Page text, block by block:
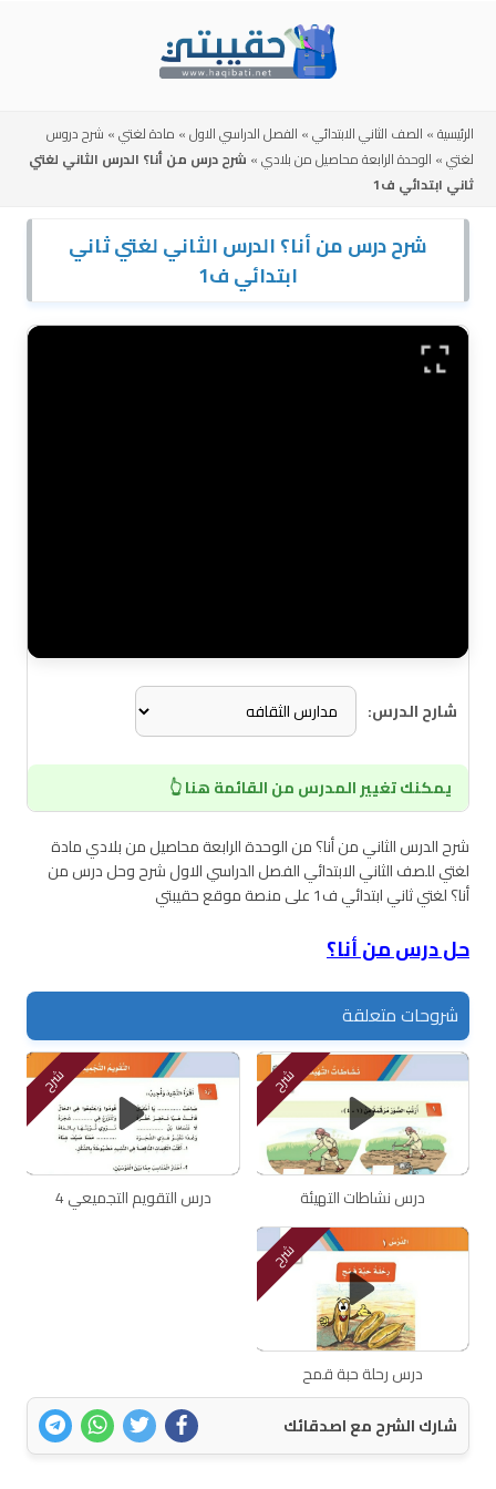
الرئيسية» الصف الثاني الابتدائي» الفصل الدراسي الاول» مادة لغتي» شرح دروس
لغتي» الوحدة الرابعة محاصيل من بلادي» شرح درس من أنا؟ الدرس الثاني لغتي
ثاني ابتدائي ف1
شرح درس من أنا؟ الدرس الثاني لغتي ثاني
ابتدائي ف1
شارح الدرس:
يمكنك تغيير المدرس من القائمة هنا 👆
شرح الدرس الثاني من أنا؟ من الوحدة الرابعة محاصيل من بلادي مادة
لغتي للصف الثاني الابتدائي الفصل الدراسي الاول شرح وحل درس من
أنا؟ لغتي ثاني ابتدائي ف1 على منصة موقع حقيبتي
حل درس من أنا؟
شروحات متعلقة
شرح
درس نشاطات التهيئة
شرح
درس التقويم التجميعي 4
شرح
درس رحلة حبة قمح
شارك الشرح مع اصدقائك